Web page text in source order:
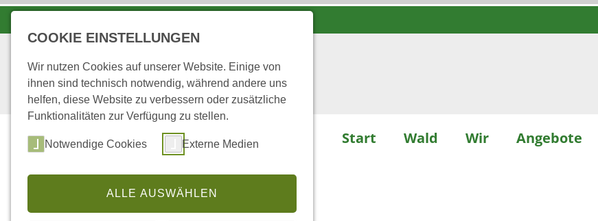
Start Wald Wir Angebote
STARTSEITE FORSTAMT RHEINHESSEN
COOKIE EINSTELLUNGEN
Wir nutzen Cookies auf unserer Website. Einige von
ihnen sind technisch notwendig, während andere uns
helfen, diese Website zu verbessern oder zusätzliche
Funktionalitäten zur Verfügung zu stellen.
Notwendige Cookies Externe Medien
ALLE AUSWÄHLEN